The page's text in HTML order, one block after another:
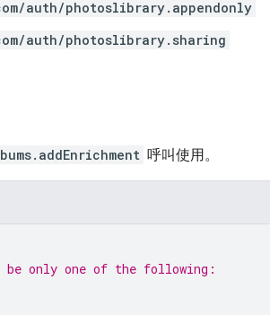
auth/photoslibrary.appendonly
auth/photoslibrary.sharing
呼叫使用。
be only one of the following: